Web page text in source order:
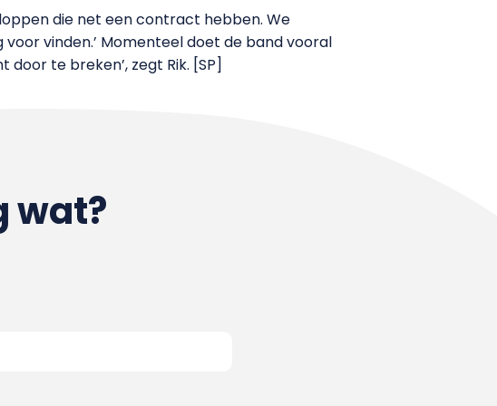
die net een contract hebben. We
vinden.’ Momenteel doet de band vooral
te breken’, zegt Rik. [SP]
wat?